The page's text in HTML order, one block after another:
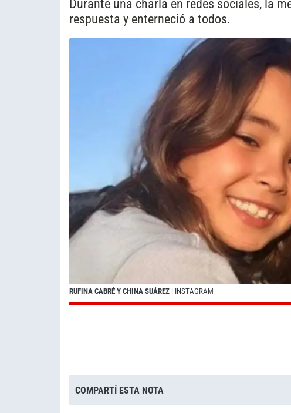
Durante una charla en redes sociales, la
respuesta y enterneció a todos.
RUFINA CABRÉ Y CHINA SUÁREZ | INSTAGRAM
COMPARTÍ ESTA NOTA